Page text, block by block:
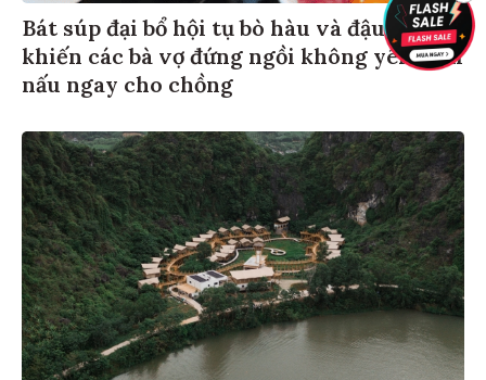
Bát súp đại bổ hội tụ bò hàu và đậu bắp
khiến các bà vợ đứng ngồi không yên phải
nấu ngay cho chồng